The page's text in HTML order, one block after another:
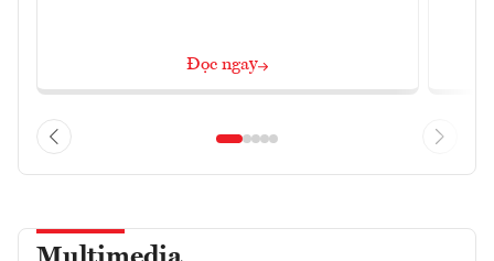
Đọc ngay